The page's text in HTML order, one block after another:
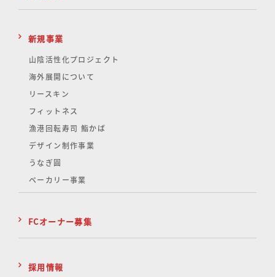
新規事業
山陰活性化プロジェクト
海外展開について
リースキン
フィットネス
漁港回転寿司 鮨かば
デザイン制作事業
うなぎ圓
ベーカリー事業
FCオーナー募集
採用情報